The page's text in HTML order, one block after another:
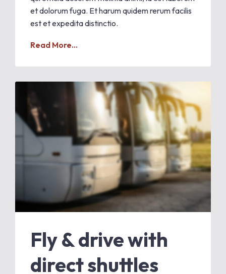
et dolorum fuga. Et harum quidem rerum facilis
est et expedita distinctio.
Read More...
Fly & drive with
direct shuttles